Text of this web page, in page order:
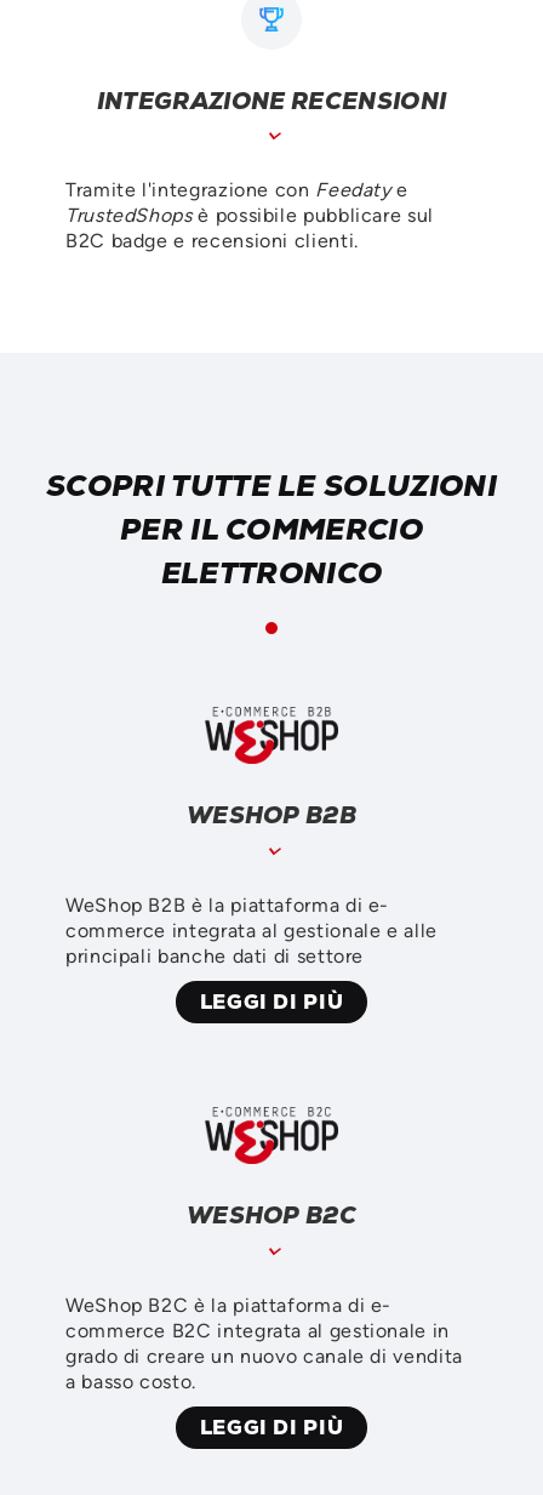
INTEGRAZIONE RECENSIONI
Tramite l'integrazione con Feedatye
TrustedShopsè possibile pubblicare sul
B2C badge e recensioni clienti.
SCOPRI TUTTE LE SOLUZIONI
PER IL COMMERCIO
ELETTRONICO
WESHOP B2B
WeShop B2B è la piattaforma di e-
commerce integrata al gestionale e alle
principali banche dati di settore
LEGGI DI PIÙ
WESHOP B2C
WeShop B2C è la piattaforma di e-
commerce B2C integrata al gestionale in
grado di creare un nuovo canale di vendita
a basso costo.
LEGGI DI PIÙ